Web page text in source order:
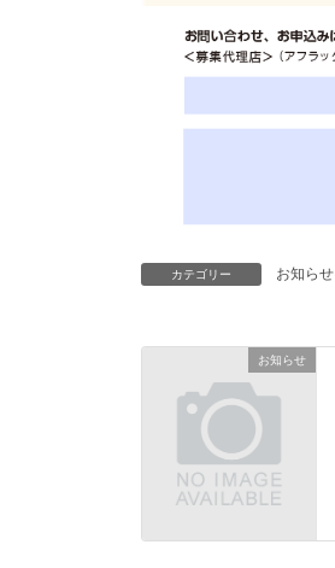
カテゴリー お知らせ
お知らせ